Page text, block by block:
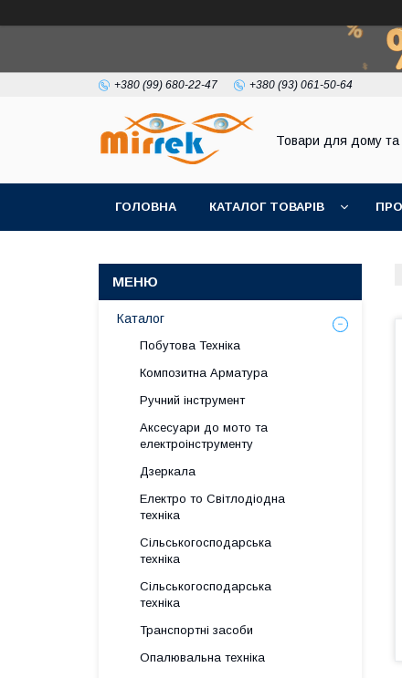
+380 (99) 680-22-47 +380 (93) 061-50-64
Товари для дому та
ГОЛОВНА КАТАЛОГ ТОВАРІВ
Каталог
Побутова Техніка
Композитна Арматура
Ручний інструмент
Аксесуари до мото та
електроінструменту
Дзеркала
Електро то Світлодіодна
техніка
Сільськогосподарська
техніка
Сільськогосподарська
техніка
Транспортні засоби
Опалювальна техніка